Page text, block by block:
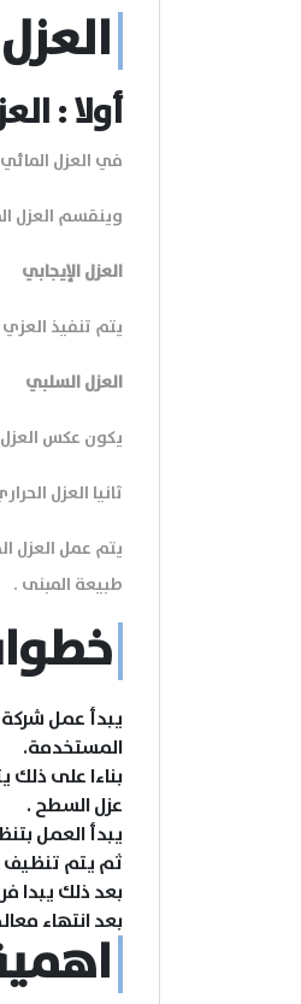
أولا :
في العزل
وينقسم العزل
العزل الإيجابي
يتم تنفيذ
العزل السلبي
يكون عكس العزل
ثانيا العزل
يتم عمل العزل
طبيعة المبنى .
يبدأ عمل
المستخدمة.
بناءا على ذلك
عزل السطح .
يبدأ العمل
ثم يتم تنظيف
بعد ذلك يبدا
بعد انتهاء